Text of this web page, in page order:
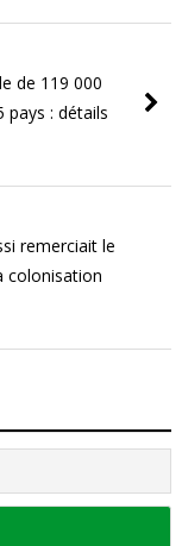
de 119 000
pays : détails
remerciait le
colonisation